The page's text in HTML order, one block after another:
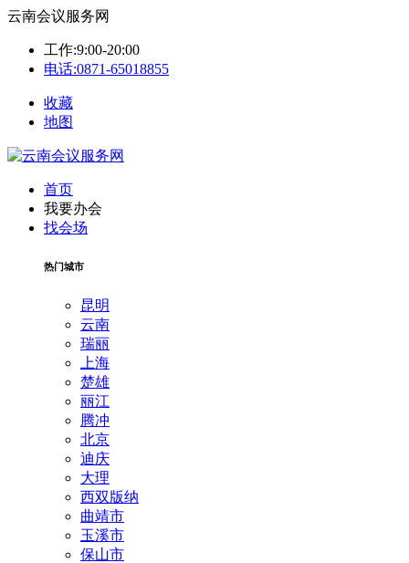
云南会议服务网
工作:9:00-20:00
电话:0871-65018855
收藏
地图
首页
我要办会
找会场
热门城市
昆明
云南
瑞丽
上海
楚雄
丽江
腾冲
北京
迪庆
大理
西双版纳
曲靖市
玉溪市
保山市